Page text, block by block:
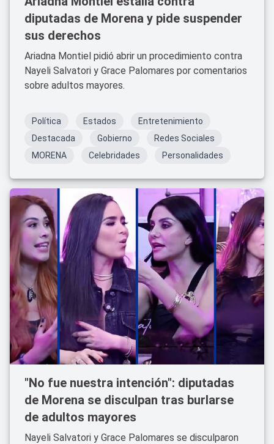
diputadas de Morena y pide suspender
sus derechos
Ariadna Montiel pidió abrir un procedimiento contra
Nayeli Salvatori y Grace Palomares por comentarios
sobre adultos mayores.
Política Estados
Entretenimiento
Destacada
Gobierno
Redes Sociales
MORENA
Celebridades Personalidades
"No fue nuestra intención": diputadas
de Morena se disculpan tras burlarse
de adultos mayores
Nayeli Salvatori y Grace Palomares se disculparon